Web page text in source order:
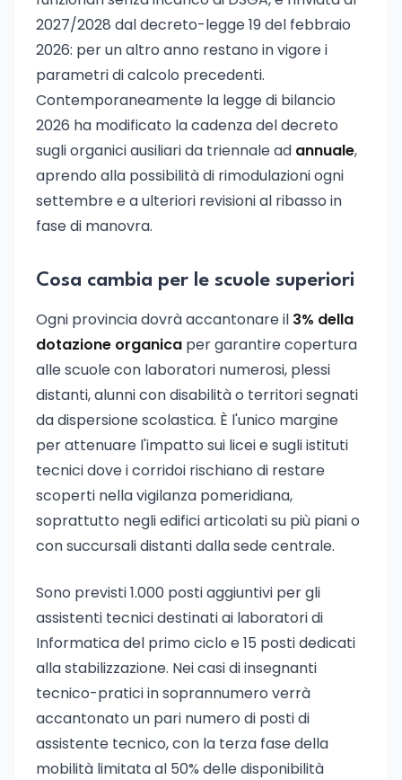
2027/2028 dal decreto-legge 19 del febbraio
2026: per un altro anno restano in vigore i
parametri di calcolo precedenti.
Contemporaneamente la legge di bilancio
2026 ha modificato la cadenza del decreto
sugli organici ausiliari da triennale ad annuale,
aprendo alla possibilità di rimodulazioni ogni
settembre e a ulteriori revisioni al ribasso in
fase di manovra.
Cosa cambia per le scuole superiori
Ogni provincia dovrà accantonare il 3% della
dotazione organica per garantire copertura
alle scuole con laboratori numerosi, plessi
distanti, alunni con disabilità o territori segnati
da dispersione scolastica. È l'unico margine
per attenuare l'impatto sui licei e sugli istituti
tecnici dove i corridoi rischiano di restare
scoperti nella vigilanza pomeridiana,
soprattutto negli edifici articolati su più piani o
con succursali distanti dalla sede centrale.
Sono previsti 1.000 posti aggiuntivi per gli
assistenti tecnici destinati ai laboratori di
Informatica del primo ciclo e 15 posti dedicati
alla stabilizzazione. Nei casi di insegnanti
tecnico-pratici in soprannumero verrà
accantonato un pari numero di posti di
assistente tecnico, con la terza fase della
mobilità limitata al 50% delle disponibilità